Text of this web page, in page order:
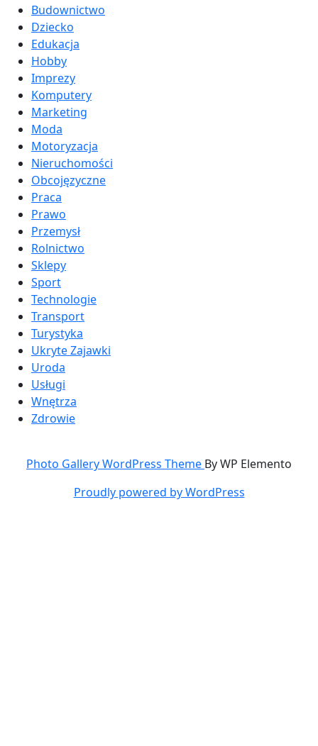
Budownictwo
Dziecko
Edukacja
Hobby
Imprezy
Komputery
Marketing
Moda
Motoryzacja
Nieruchomości
Obcojęzyczne
Praca
Prawo
Przemysł
Rolnictwo
Sklepy
Sport
Technologie
Transport
Turystyka
Ukryte Zajawki
Uroda
Usługi
Wnętrza
Zdrowie
Photo Gallery WordPress Theme By WP Elemento
Proudly powered by WordPress